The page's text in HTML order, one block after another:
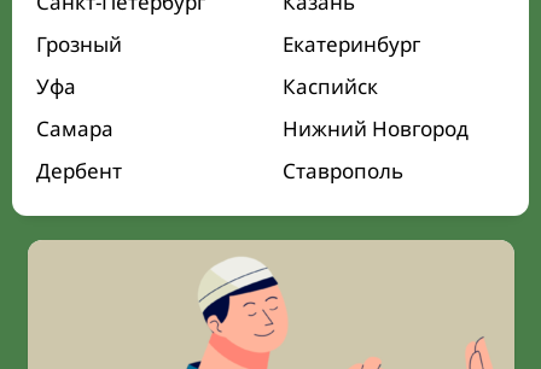
Грозный
Екатеринбург
Уфа
Каспийск
Самара
Нижний Новгород
Дербент
Ставрополь